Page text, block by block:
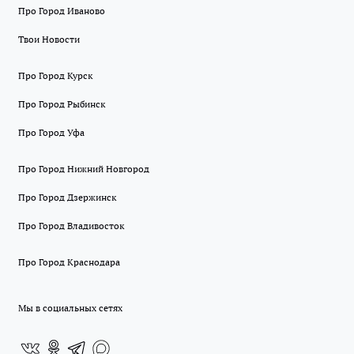
Про Город Иваново
Твои Новости
Про Город Курск
Про Город Рыбинск
Про Город Уфа
Про Город Нижний Новгород
Про Город Дзержинск
Про Город Владивосток
Про Город Краснодара
Мы в социальных сетях